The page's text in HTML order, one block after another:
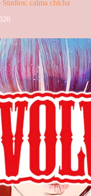
calma chicha